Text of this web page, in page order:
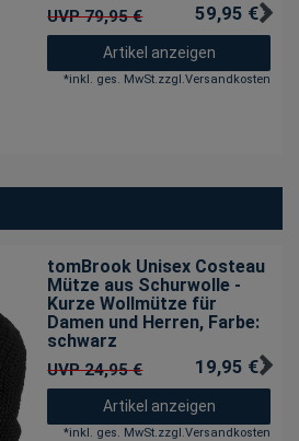
UVP 79,95 € 59,95 € *
Artikel anzeigen
*inkl. ges. MwSt.zzgl.Versandkosten
tomBrook Unisex Costeau
Mütze aus Schurwolle -
Kurze Wollmütze für
Damen und Herren, Farbe:
schwarz
UVP 24,95 € 19,95 € *
Artikel anzeigen
*inkl. ges. MwSt.zzgl.Versandkosten